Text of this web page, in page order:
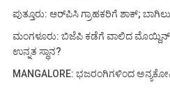
ಪುತ್ತೂರು: ಆರ್‌ಪಿಸಿ ಗ್ರಾಹಕರಿಗೆ ಶಾಕ್;
ಮಂಗಳೂರು: ಬಿಜೆಪಿ ಕಡೆಗೆ ವಾಲಿದ ಮೊಯ್ದಿನ್
ಉನ್ನತ ಸ್ಥಾನ?
MANGALORE: ಭಜರಂಗಿಗಳಿಂದ